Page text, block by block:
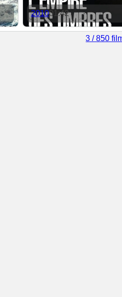
201001:42
3 / 850